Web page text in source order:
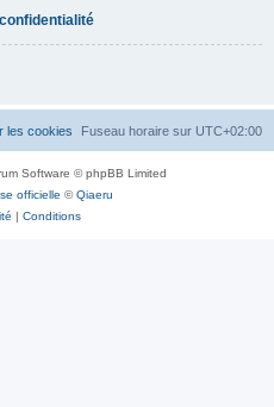
Fuseau horaire sur UTC+02:00
les cookies
Software © phpBB Limited
officielle ©Qiaeru
| Conditions